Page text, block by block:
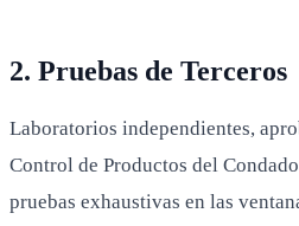
2. Pruebas de Terceros
Laboratorios independientes,
Control de Productos del
pruebas exhaustivas en las